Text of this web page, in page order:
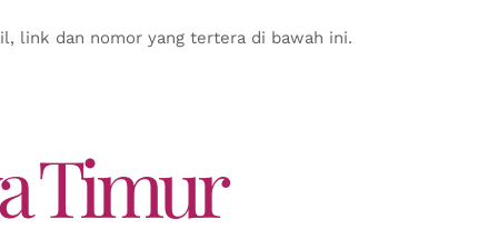
link dan nomor yang tertera di bawah ini.
Timur